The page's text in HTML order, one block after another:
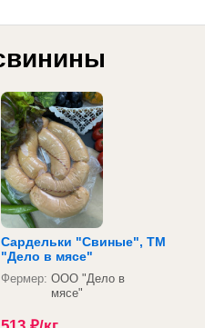
Сардельки "Свиные", ТМ
"Дело в мясе"
Фермер: ООО "Дело в
мясе"